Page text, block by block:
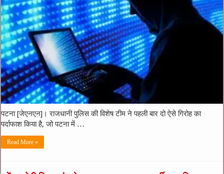
पटना [जेएनएन]। राजधानी पुलिस की विशेष टीम ने पहली बार दो ऐसे गिरोह का
पर्दाफाश किया है, जो पटना में …
Read More »